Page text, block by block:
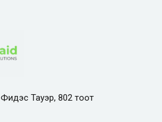
Тауэр, 802 тоот